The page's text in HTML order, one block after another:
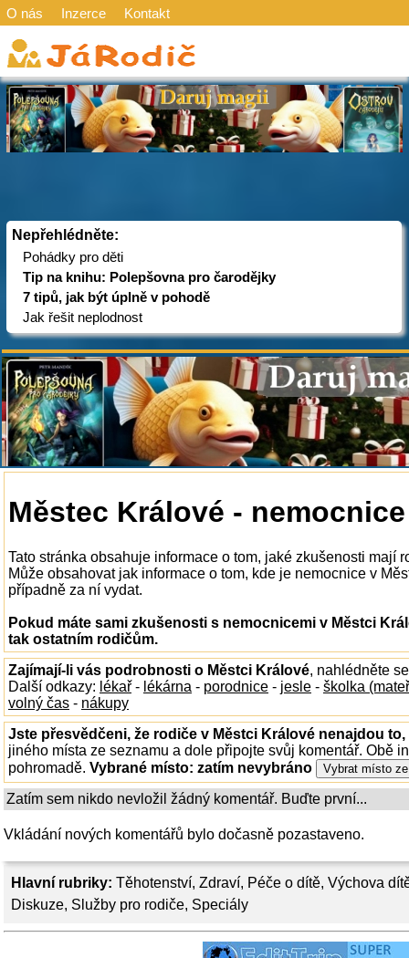
O nás Inzerce Kontakt
Nepřehlédněte:
Pohádky pro děti
Tip na knihu: Polepšovna pro čarodějky
7 tipů, jak být úplně v pohodě
Jak řešit neplodnost
Hlavní rubriky: Těhotenství, Zdraví, Péče o dítě, Výchova
Diskuze, Služby pro rodiče, Speciály
Městec Králové - nemocnice
Tato stránka obsahuje informace o tom, jaké zkušenosti mají
Může obsahovat jak informace o tom, kde je nemocnice v
případně za ní vydat.
Pokud máte sami zkušenosti s nemocnicemi v Městci
tak ostatním rodičům.
Zajímají-li vás podrobnosti o Městci Králové, nahlédněte
Další odkazy: lékař - lékárna - porodnice - jesle - školka
volný čas - nákupy
Jste přesvědčeni, že rodiče v Městci Králové nenajdou
jiného místa ze seznamu a dole připojte svůj komentář. Obě
pohromadě. Vybrané místo: zatím nevybráno
Zatím sem nikdo nevložil žádný komentář. Buďte první...
Vkládání nových komentářů bylo dočasně pozastaveno.